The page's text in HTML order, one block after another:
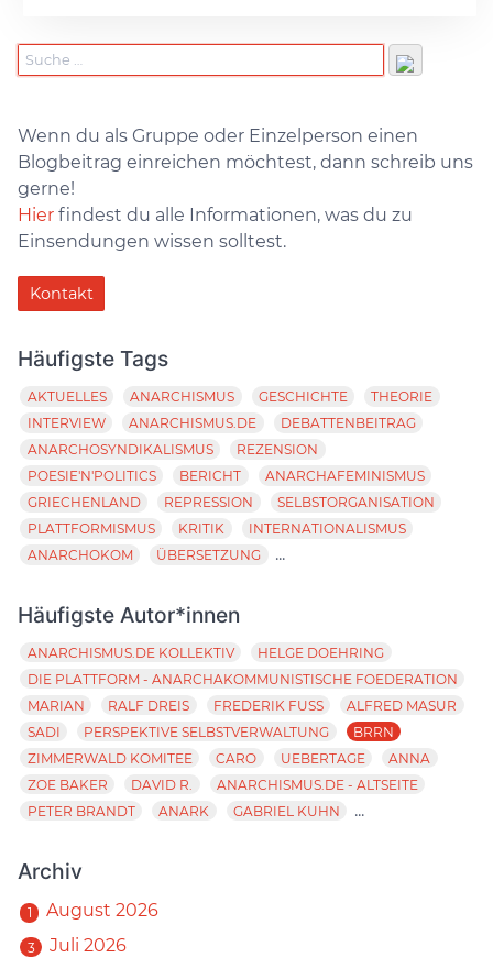
Wenn du als Gruppe oder Einzelperson einen
Blogbeitrag einreichen möchtest, dann schreib uns
gerne!
Hier findest du alle Informationen, was du zu
Einsendungen wissen solltest.
Kontakt
Häufigste Tags
AKTUELLES ANARCHISMUS GESCHICHTE
THEORIE
INTERVIEW
ANARCHISMUS.DE
DEBATTENBEITRAG
ANARCHOSYNDIKALISMUS
REZENSION
POESIE'N'POLITICS
BERICHT
ANARCHAFEMINISMUS
GRIECHENLAND
REPRESSION
SELBSTORGANISATION
PLATTFORMISMUS
KRITIK
INTERNATIONALISMUS
ANARCHOKOM
ÜBERSETZUNG ...
Häufigste Autor*innen
ANARCHISMUS.DE KOLLEKTIV
HELGE DOEHRING
DIE PLATTFORM - ANARCHAKOMMUNISTISCHE FOEDERATION
MARIAN
RALF DREIS FREDERIK FUSS
ALFRED MASUR
SADI
PERSPEKTIVE SELBSTVERWALTUNG
BRRN
ZIMMERWALD KOMITEE
CARO UEBERTAGE
ANNA
ZOE BAKER
DAVID R.
ANARCHISMUS.DE - ALTSEITE
PETER BRANDT
ANARK GABRIEL KUHN ...
Archiv
1 August 2026
3 Juli 2026